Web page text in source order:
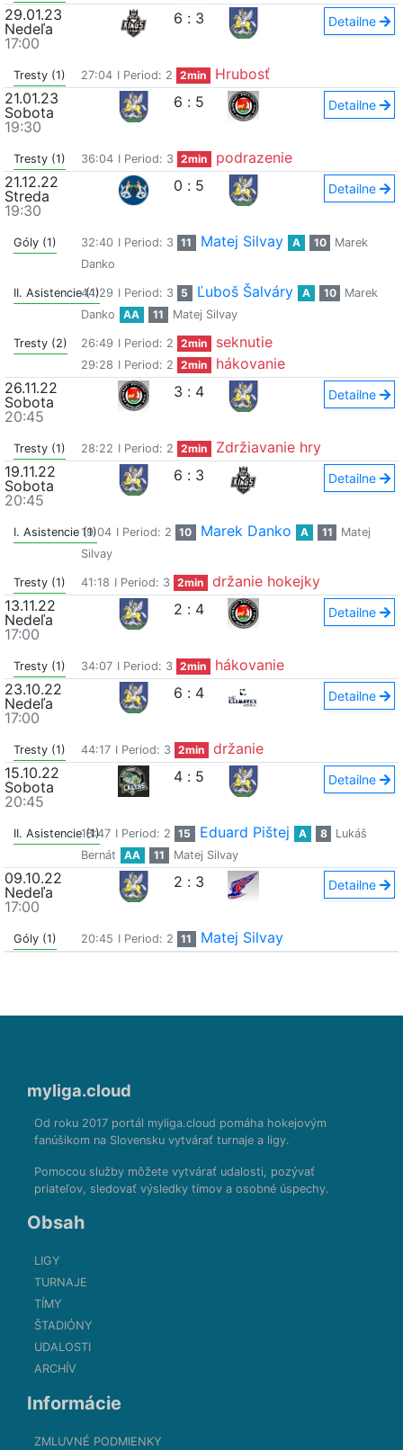
29.01.23
Nedeľa
17:00
6 : 3 Detailne
Tresty (1) 27:04 I Period: 2 2min
Hrubosť
21.01.23
Sobota
19:30
6 : 5 Detailne
Tresty (1) 36:04 I Period: 3 2min
podrazenie
21.12.22
Streda
19:30
0 : 5 Detailne
Góly (1) 32:40 I Period: 3 11 Matej Silvay A 10
Marek
Danko
II. Asistencie (1)
44:29 I Period: 3 5 Ľuboš Šalváry A 10
Marek
Danko
AA 11 Matej Silvay
Tresty (2) 26:49 I Period: 2 2min seknutie
29:28 I Period: 2 2min
hákovanie
26.11.22
Sobota
20:45
3 : 4 Detailne
Tresty (1) 28:22 I Period: 2 2min
Zdržiavanie hry
19.11.22
Sobota
20:45
6 : 3 Detailne
I. Asistencie (1)19:04 I Period: 2 10 Marek Danko A 11
Matej
Silvay
Tresty (1) 41:18 I Period: 3 2min
držanie hokejky
13.11.22
Nedeľa
17:00
2 : 4 Detailne
Tresty (1) 34:07 I Period: 3 2min
hákovanie
23.10.22
Nedeľa
17:00
6 : 4 Detailne
Tresty (1) 44:17 I Period: 3 2min
držanie
15.10.22
Sobota
20:45
4 : 5 Detailne
II. Asistencie (1)
18:47 I Period: 2 15 Eduard Pištej A 8
Lukáš
Bernát
AA 11 Matej Silvay
09.10.22
Nedeľa
17:00
2 : 3 Detailne
Góly (1) 20:45 I Period: 2 11 Matej Silvay
myliga.cloud
Od roku 2017 portál myliga.cloud pomáha hokejovým
fanúšikom na Slovensku vytvárať turnaje a ligy.
Pomocou služby môžete vytvárať udalosti, pozývať
priateľov, sledovať výsledky tímov a osobné úspechy.
Obsah
LIGY
TURNAJE
TÍMY
ŠTADIÓNY
UDALOSTI
ARCHÍV
Informácie
ZMLUVNÉ PODMIENKY